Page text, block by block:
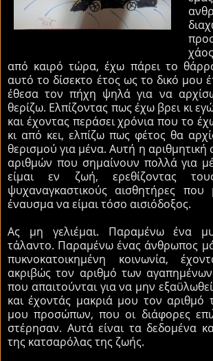
από καιρό τώρα, έχω πάρει το
αυτό το δίσεκτο έτος ως το δικό μου
έθεσα τον πήχη ψηλά για να
θερίζω. Ελπίζοντας πως έχω βρει κι
και έχοντας περάσει χρόνια που το
κι από κει, ελπίζω πως φέτος θα
θερισμού για μένα. Αυτή η
αριθμών που σημαίνουν πολλά για
είμαι εν ζωή, ερεθίζοντας
ψυχαναγκαστικούς αισθητήρες
έναυσμα να είμαι τόσο αισιόδοξος.
Ας μη γελιέμαι. Παραμένω ένα
τάλαντο. Παραμένω ένας άνθρωπος
πυκνοκατοικημένη κοινωνία,
ακριβώς τον αριθμό των
που απαιτούνται για να μην
και έχοντάς μακριά μου τον αριθμό
μου προσώπων, που οι διάφορες
στέρησαν. Αυτά είναι τα δεδομένα
της κατσαρόλας της ζωής.